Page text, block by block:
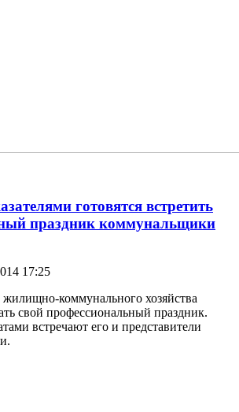
готовятся встретить
праздник коммунальщики
17:25
жилищно-коммунального хозяйства
свой профессиональный праздник.
встречают его и представители